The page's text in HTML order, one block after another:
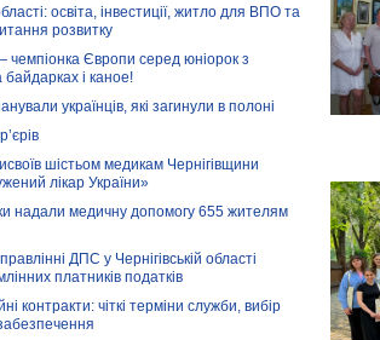
підтримала
бізнес-
на розвиток
області
Forbes
Патрона: хто і
І куди
освіта, інвестиції, житло для ВПО та
розвитку
Європи серед юніорок з
і каное!
українців, які загинули в полоні
шістьом медикам Чернігівщини
лікар України»
надали медичну допомогу 655 жителям
ДПС у Чернігівській області
платників податків
контракти: чіткі терміни служби, вибір